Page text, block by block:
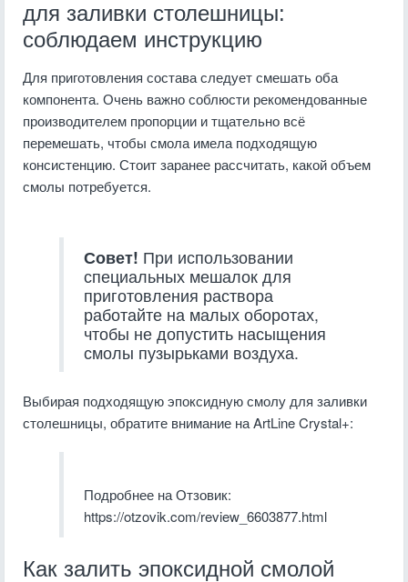
для заливки столешницы:
соблюдаем инструкцию
Для приготовления состава следует смешать оба
компонента. Очень важно соблюсти рекомендованные
производителем пропорции и тщательно всё
перемешать, чтобы смола имела подходящую
консистенцию. Стоит заранее рассчитать, какой объем
смолы потребуется.
Совет! При использовании
специальных мешалок для
приготовления раствора
работайте на малых оборотах,
чтобы не допустить насыщения
смолы пузырьками воздуха.
Выбирая подходящую эпоксидную смолу для заливки
столешницы, обратите внимание на ArtLine Crystal+:
Подробнее на Отзовик:
https://otzovik.com/review_6603877.html
Как залить эпоксидной смолой